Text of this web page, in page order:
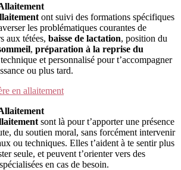
ont suivi des formations spécifiques
les problématiques courantes de
aux tétées, baisse de lactation, position du
, préparation à la reprise du
et personnalisé pour t’accompagner
ou plus tard.
en allaitement
sont là pour t’apporter une présence
du soutien moral, sans forcément intervenir
ou techniques. Elles t’aident à te sentir plus
seule, et peuvent t’orienter vers des
en cas de besoin.